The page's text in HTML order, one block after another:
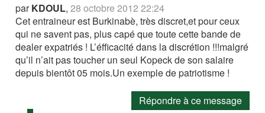
parKDOUL,28 octobre 2012 22:24
Cet entraineur est Burkinabè, très discret,et pour ceux
qui ne savent pas, plus capé que toute cette bande de
dealer expatriés ! L’éfficacité dans la discrétion !!!malgré
qu’il n’ait pas toucher un seul Kopeck de son salaire
depuis bientôt 05 mois.Un exemple de patriotisme !
Répondre à ce message